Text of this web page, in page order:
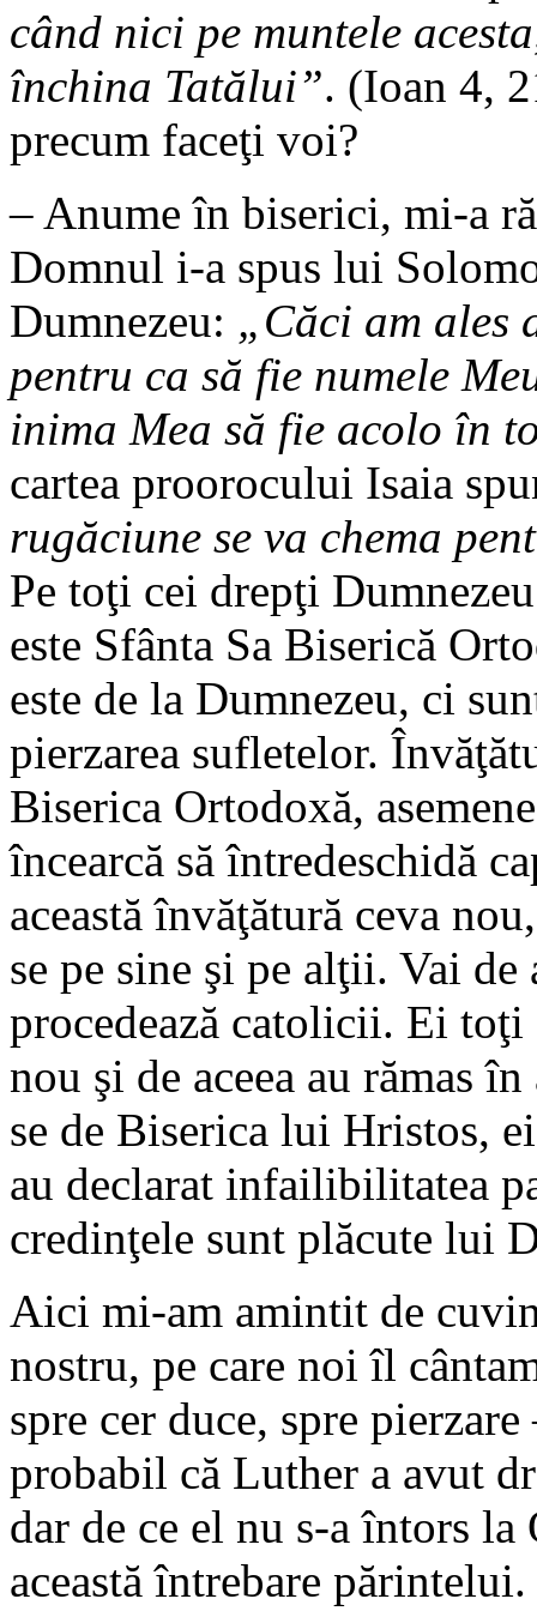
când nici pe muntele
închina Tatălui”. (Ioan 4,
precum faceţi voi?
– Anume în biserici, mi-a
Domnul i-a spus lui
Dumnezeu: „Căci am ales
pentru ca să fie numele
inima Mea să fie acolo în
cartea proorocului Isaia
rugăciune se va chema
Pe toţi cei drepţi
este Sfânta Sa Biserică
este de la Dumnezeu, ci
pierzarea sufletelor.
Biserica Ortodoxă,
încearcă să întredeschidă
această învăţătură ceva
se pe sine şi pe alţii. Vai de
procedează catolicii. Ei toţi
nou şi de aceea au rămas
se de Biserica lui Hristos,
au declarat infailibilitatea
credinţele sunt plăcute lui
Aici mi-am amintit de
nostru, pe care noi îl
spre cer duce, spre
probabil că Luther a avut
dar de ce el nu s-a întors
această întrebare părintelui.